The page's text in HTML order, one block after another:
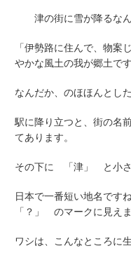
津の街に雪が降るなん
「伊勢路に住んで、物
やかな風土の我が郷土です
なんだか、のほほんとし
駅に降り立つと、街の
てあります。
その下に 「津」 と小さ
日本で一番短い地名で
「？」 のマークに見えま
ワシは、こんなところに